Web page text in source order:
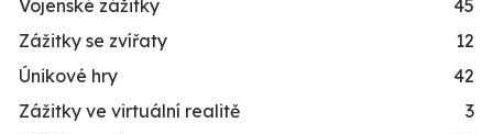
Vojenské zážitky
45
Zážitky se zvířaty
12
Únikové hry
42
Zážitky ve virtuální realitě
3